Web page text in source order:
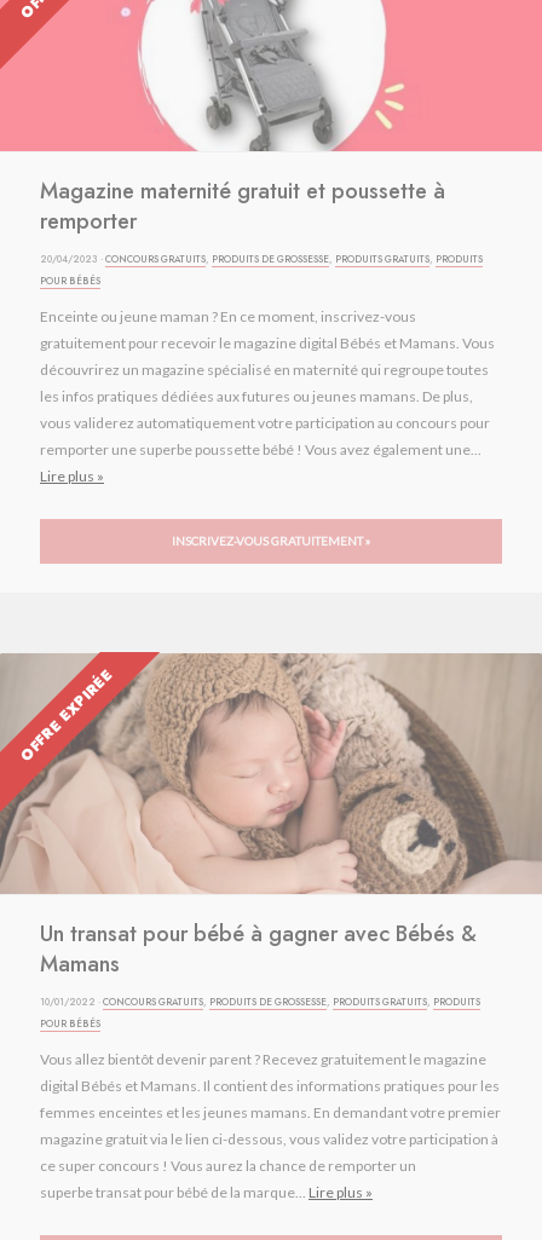
Magazine maternité gratuit et poussette à
remporter
20/04/2023 ·CONCOURS GRATUITS, PRODUITS DE GROSSESSE, PRODUITS GRATUITS, PRODUITS
POUR BÉBÉS
Enceinte ou jeune maman ? En ce moment, inscrivez-vous
gratuitement pour recevoir le magazine digital Bébés et Mamans. Vous
découvrirez un magazine spécialisé en maternité qui regroupe toutes
les infos pratiques dédiées aux futures ou jeunes mamans. De plus,
vous validerez automatiquement votre participation au concours pour
remporter une superbe poussette bébé ! Vous avez également une...
Lire plus »
INSCRIVEZ-VOUS GRATUITEMENT »
OFFRE EXPIRÉE
Un transat pour bébé à gagner avec Bébés &
Mamans
10/01/2022 ·CONCOURS GRATUITS, PRODUITS DE GROSSESSE, PRODUITS GRATUITS, PRODUITS
POUR BÉBÉS
Vous allez bientôt devenir parent ? Recevez gratuitement le magazine
digital Bébés et Mamans. Il contient des informations pratiques pour les
femmes enceintes et les jeunes mamans. En demandant votre premier
magazine gratuit via le lien ci-dessous, vous validez votre participation à
ce super concours ! Vous aurez la chance de remporter un
superbe transat pour bébé de la marque... Lire plus »